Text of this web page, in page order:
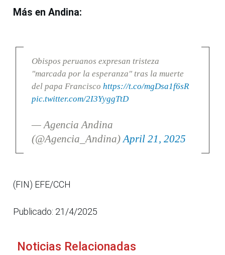
Más en Andina:
Obispos peruanos expresan tristeza
"marcada por la esperanza" tras la muerte
del papa Francisco https://t.co/mgDsa1f6sR
pic.twitter.com/2I3YyggTtD
— Agencia Andina
(@Agencia_Andina) April 21, 2025
(FIN) EFE/CCH
Publicado: 21/4/2025
Noticias Relacionadas